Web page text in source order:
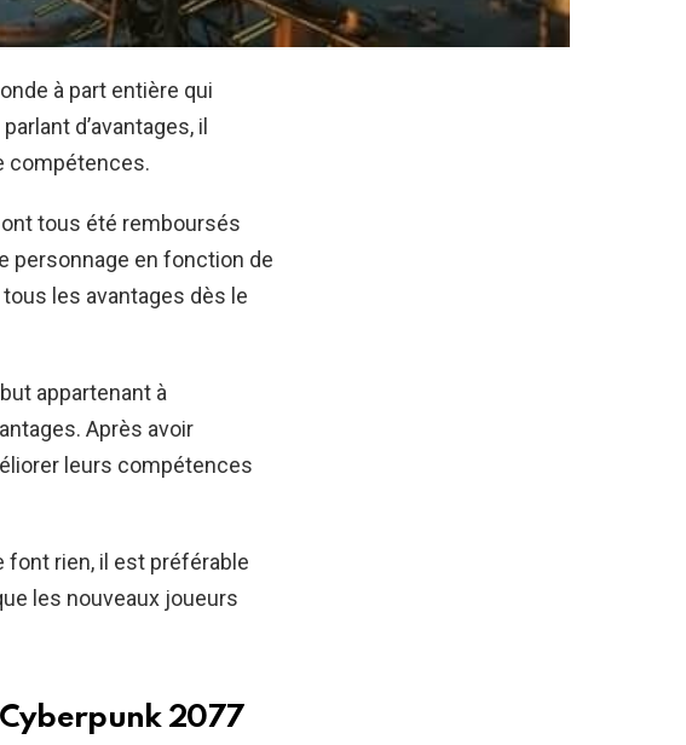
à part entière qui
d’avantages, il
compétences.
tous été remboursés
personnage en fonction de
les avantages dès le
appartenant à
Après avoir
leurs compétences
font rien, il est préférable
les nouveaux joueurs
2077